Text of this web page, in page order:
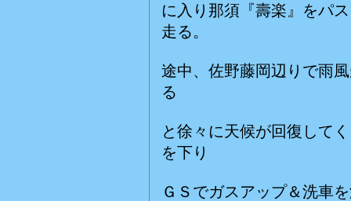
に入り那須『壽楽』をパ
走る。
途中、佐野藤岡辺りで雨
る
と徐々に天候が回復して
を下り
ＧＳでガスアップ＆洗車